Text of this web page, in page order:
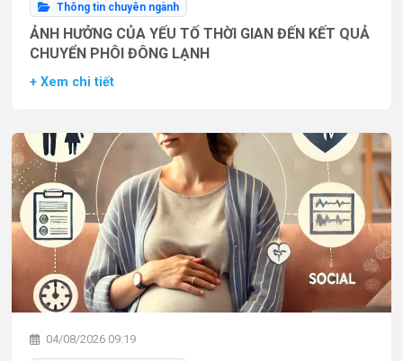
Thông tin chuyên ngành
ẢNH HƯỞNG CỦA YẾU TỐ THỜI GIAN ĐẾN KẾT QUẢ
CHUYỂN PHÔI ĐÔNG LẠNH
+ Xem chi tiết
04/08/2026 09:19